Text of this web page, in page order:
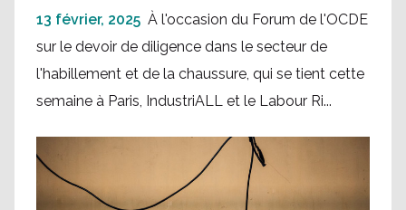
13 février, 2025 À l'occasion du Forum de l'OCDE
sur le devoir de diligence dans le secteur de
l'habillement et de la chaussure, qui se tient cette
semaine à Paris, IndustriALL et le Labour Ri...